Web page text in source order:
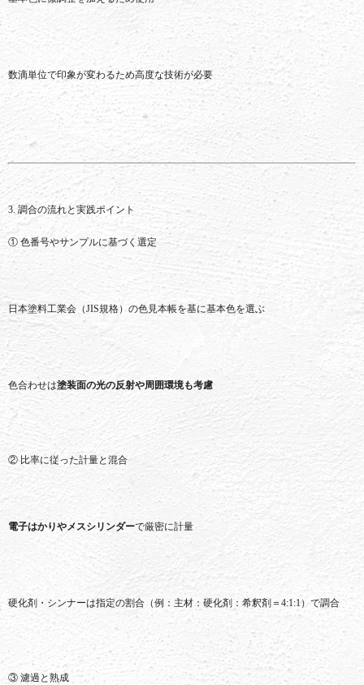
数滴単位で印象が変わるため高度な技術が必要
3. 調合の流れと実践ポイント
① 色番号やサンプルに基づく 選定
日本塗料工業会（JIS規格） の色見本帳を基に基本色を選ぶ
色合わせは塗装面の光の反射や周囲環境も考慮
② 比率に従った計量と混合
電子はかりやメスシリンダーで厳密に計量
硬化剤・ シンナーは指定の割合（例： 主材： 硬化剤： 希釈剤＝ 4:1:1） で調合
③ 濾過 と熟成